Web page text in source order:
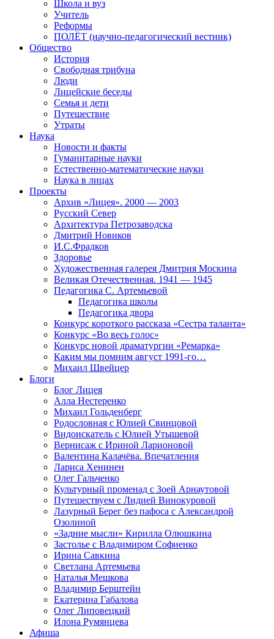
Школа и вуз
Учитель
Реформы
ПОЛЁТ (научно-педагогический вестник)
Общество
История
Свободная трибуна
Люди
Лицейские беседы
Семья и дети
Путешествие
Утраты
Наука
Новости и факты
Гуманитарные науки
Естественно-математические науки
Наука в лицах
Проекты
Архив «Лицея». 2000 — 2003
Русский Север
Архитектура Петрозаводска
Дмитрий Новиков
И.С.Фрадков
Здоровье
Художественная галерея Дмитрия Москина
Великая Отечественная. 1941 — 1945
Педагогика С. Артемьевой
Педагогика школы
Педагогика двора
Конкурс короткого рассказа «Сестра таланта»
Конкурс «Во весь голос»
Конкурс новой драматургии «Ремарка»
Каким мы помним август 1991-го…
Михаил Швейцер
Блоги
Блог Лицея
Алла Нестеренко
Михаил Гольденберг
Родословная с Юлией Свинцовой
Видоискатель с Юлией Утышевой
Вернисаж с Ириной Ларионовой
Валентина Калачёва. Впечатления
Лариса Хенинен
Олег Гальченко
Культурный променад с Зоей Арнаутовой
Путешествуем с Лидией Винокуровой
Лазурный Берег без пафоса с Александрой
Озолиной
«Задние мысли» Кирилла Олюшкина
Застолье с Владимиром Софиенко
Ирина Савкина
Светлана Артемьева
Наталья Мешкова
Владимир Берштейн
Екатерина Габалова
Олег Липовецкий
Илона Румянцева
Афиша